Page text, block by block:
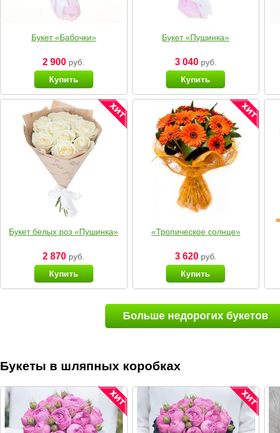
Букет «Бабочки»
2 900 руб.
Купить
Букет «Пушинка»
3 040руб.
Купить
Букет белых роз «Пушинка»
2 870 руб.
Купить
«Тропическое солнце»
3 620руб.
Купить
Больше недорогих букетов
Букеты в шляпных коробках